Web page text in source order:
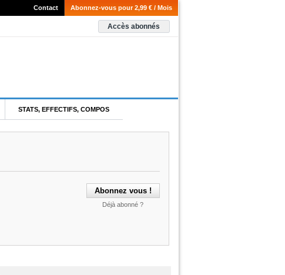
Abonnez-vous pour 2,99 € / Mois
Contact
Accès abonnés
STATS, EFFECTIFS, COMPOS
Déjà abonné ?